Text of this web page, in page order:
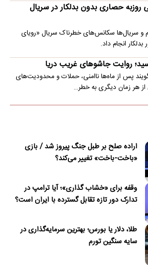
روزبه حصاری بدون بدلکار در سریال
و سریال‌ها سکانس‌های خطرناک سریال «رویای
انجام داد.
روایت جاشوهای غریب دریا
پس از ماه‌ها ناامنی، حملات و محدودیت‌های
هر زمان دیگری به خطر…
اراده صلح بر طبل جنگ پیروز شد / بازی
«باخت-باخت» تغییر می‌کند؟
وقفه برای «خشاب گذاری»؛ آیا ترامپ در
تدارک دور تازه تقابل گسترده با ایران است؟
طلا، دلار یا بورس؛ بهترین سرمایه‌گذاری در
سایه سنگین تورم